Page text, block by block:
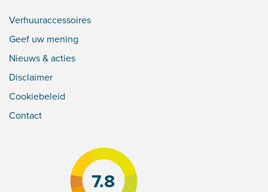
Verhuuraccessoires
Geef uw mening
Nieuws & acties
Disclaimer
Cookiebeleid
Contact
7.8